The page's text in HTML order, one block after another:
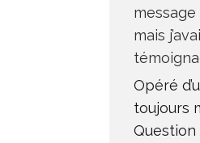
mais
Opéré
toujours
Question